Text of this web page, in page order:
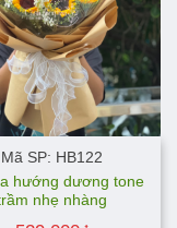
Mã SP: HB122
hướng dương tone
nhẹ nhàng